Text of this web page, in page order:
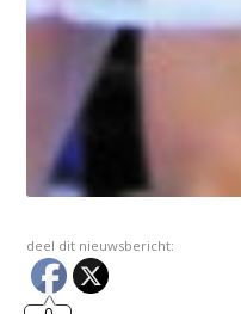
deel dit nieuwsbericht: